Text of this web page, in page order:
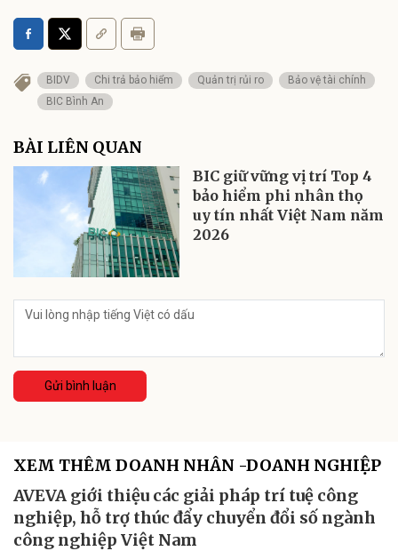
BIDV Chi trả bảo hiểm Quản trị rủi ro
Bảo vệ tài chính
BIC Bình An
BÀI LIÊN QUAN
BIC giữ vững vị trí Top 4
bảo hiểm phi nhân thọ
uy tín nhất Việt Nam năm
2026
Gửi bình luận
XEM THÊM DOANH NHÂN -DOANH NGHIỆP
AVEVA giới thiệu các giải pháp trí tuệ công
nghiệp, hỗ trợ thúc đẩy chuyển đổi số ngành
công nghiệp Việt Nam